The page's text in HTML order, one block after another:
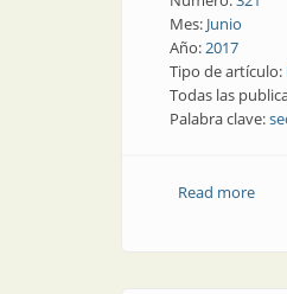
Mes: Junio
Año:2017
Tipo de artículo:
Todas las
Palabra clave:
Read more